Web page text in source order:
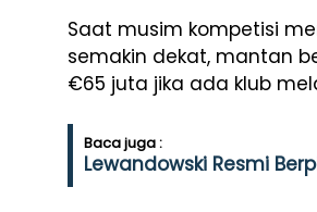
Saat musim kompetisi
semakin dekat, mantan
€65 juta jika ada klub
Baca juga :
Lewandowski Resmi